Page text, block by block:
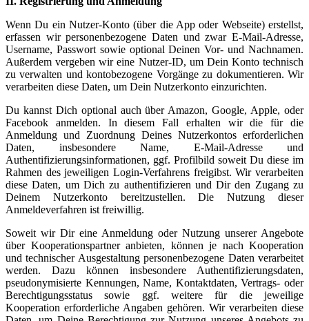
Wenn Du ein Nutzer-Konto (über die App oder Webseite) erstellst,
erfassen wir personenbezogene Daten und zwar E-Mail-Adresse,
Username, Passwort sowie optional Deinen Vor- und Nachnamen.
Außerdem vergeben wir eine Nutzer-ID, um Dein Konto technisch
zu verwalten und kontobezogene Vorgänge zu dokumentieren. Wir
verarbeiten diese Daten, um Dein Nutzerkonto einzurichten.
Du kannst Dich optional auch über Amazon, Google, Apple, oder
Facebook anmelden. In diesem Fall erhalten wir die für die
Anmeldung und Zuordnung Deines Nutzerkontos erforderlichen
Daten, insbesondere Name, E-Mail-Adresse und
Authentifizierungsinformationen, ggf. Profilbild soweit Du diese im
Rahmen des jeweiligen Login-Verfahrens freigibst. Wir verarbeiten
diese Daten, um Dich zu authentifizieren und Dir den Zugang zu
Deinem Nutzerkonto bereitzustellen. Die Nutzung dieser
Anmeldeverfahren ist freiwillig.
Soweit wir Dir eine Anmeldung oder Nutzung unserer Angebote
über Kooperationspartner anbieten, können je nach Kooperation
und technischer Ausgestaltung personenbezogene Daten verarbeitet
werden. Dazu können insbesondere Authentifizierungsdaten,
pseudonymisierte Kennungen, Name, Kontaktdaten, Vertrags- oder
Berechtigungsstatus sowie ggf. weitere für die jeweilige
Kooperation erforderliche Angaben gehören. Wir verarbeiten diese